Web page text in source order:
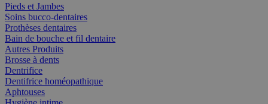
Pieds et Jambes
Soins bucco-dentaires
Prothèses dentaires
Bain de bouche et fil dentaire
Autres Produits
Brosse à dents
Dentrifice
Dentifrice homéopathique
Aphtouses